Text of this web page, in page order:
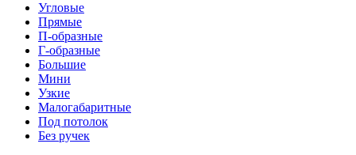
Угловые
Прямые
П-образные
Г-образные
Большие
Мини
Узкие
Малогабаритные
Под потолок
Без ручек